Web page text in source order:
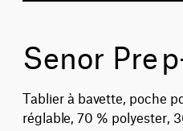
Senor
Tablier à bavette, poche
réglable, 70 % polyester,